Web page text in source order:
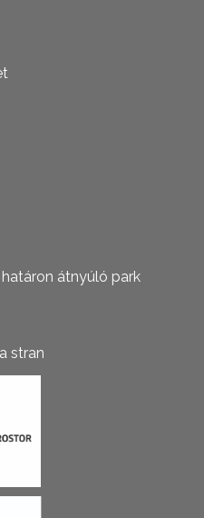
átnyúló park
stran